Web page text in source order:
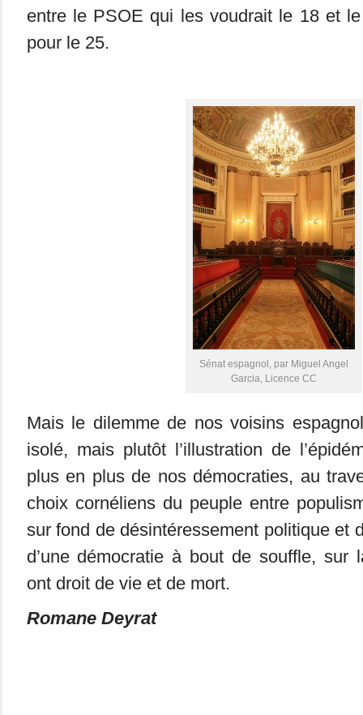
entre le PSOE qui les voudrait le 18 et
pour le 25.
Sénat espagnol, par Miguel Angel
Garcia, Licence CC
Mais le dilemme de nos voisins
isolé, mais plutôt l’illustration de
plus en plus de nos démocraties, au
choix cornéliens du peuple entre
sur fond de désintéressement politique et
d’une démocratie à bout de souffle, sur
ont droit de vie et de mort.
Romane Deyrat